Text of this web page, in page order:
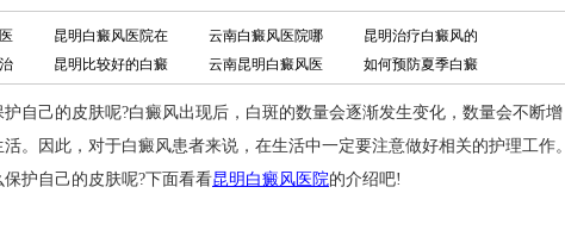
昆明白癜风医院在 云南白癜风医院哪
昆明治疗白癜风的
昆明比较好的白癜 云南昆明白癜风医 如何预防夏季白癜
自己的皮肤呢?白癜风出现后，白斑的数量会逐渐发生变化，数量会不断增
。因此，对于白癜风患者来说，在生活中一定要注意做好相关的护理工作。
护自己的皮肤呢?下面看看昆明白癜风医院的介绍吧!